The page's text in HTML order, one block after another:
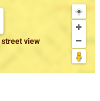
street view